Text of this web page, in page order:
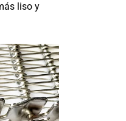
liso y